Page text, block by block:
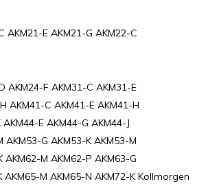
AKM21-E AKM21-G AKM22-C
AKM24-F AKM31-C AKM31-E
AKM41-C AKM41-E AKM41-H
E AKM44-G AKM44-J
AKM53-G AKM53-K AKM53-M
AKM62-M AKM62-P AKM63-G
AKM65-M AKM65-N AKM72-K Kollmorgen